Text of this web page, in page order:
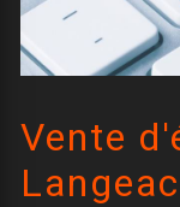
Vente
Langeac